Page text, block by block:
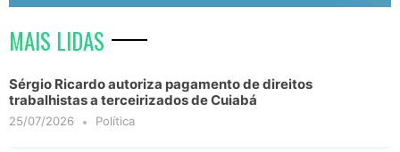
MAIS LIDAS
Sérgio Ricardo autoriza pagamento de direitos
trabalhistas a terceirizados de Cuiabá
25/07/2026 Política